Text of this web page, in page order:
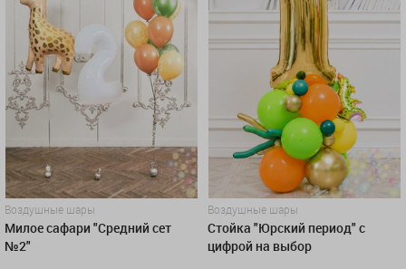
Воздушные шары
Милое сафари "Средний сет
№2"
Воздушные шары
Стойка "Юрский период" с
цифрой на выбор